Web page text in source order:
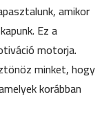
amikor
Ez a
motorja.
minket, hogy
korábban